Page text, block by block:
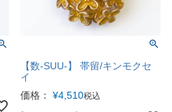
【数-SUU-】 帯留/キンモクセ
イ
価格：
¥4,510税込